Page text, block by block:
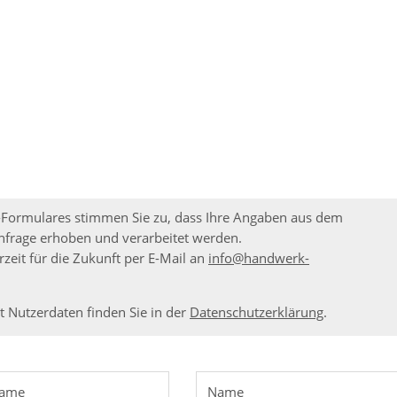
stimmen Sie zu, dass Ihre Angaben aus dem
erhoben und verarbeitet werden.
für die Zukunft per E-Mail an info@handwerk-
finden Sie in der Datenschutzerklärung.